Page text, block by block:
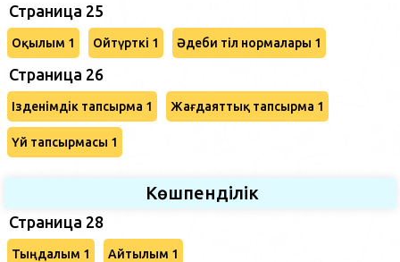
Страница 25
Оқылым 1 Ойтүрткі 1 Әдеби тіл нормалары 1
Страница 26
Ізденімдік тапсырма 1 Жағдаяттық тапсырма 1
Үй тапсырмасы 1
Көшпенділік
Страница 28
Тыңдалым 1 Айтылым 1